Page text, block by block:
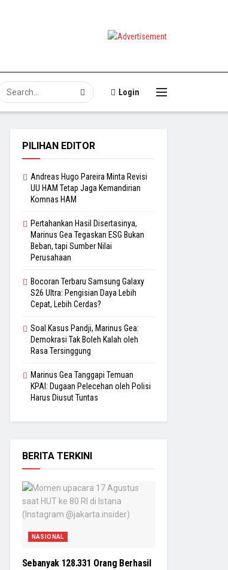
Login
PILIHAN EDITOR
Andreas Hugo Pareira Minta Revisi
UU HAM Tetap Jaga Kemandirian
Komnas HAM
Pertahankan Hasil Disertasinya,
Marinus Gea Tegaskan ESG Bukan
Beban, tapi Sumber Nilai
Perusahaan
Bocoran Terbaru Samsung Galaxy
S26 Ultra: Pengisian Daya Lebih
Cepat, Lebih Cerdas?
Soal Kasus Pandji, Marinus Gea:
Demokrasi Tak Boleh Kalah oleh
Rasa Tersinggung
Marinus Gea Tanggapi Temuan
KPAI: Dugaan Pelecehan oleh Polisi
Harus Diusut Tuntas
BERITA TERKINI
NASIONAL
Sebanyak 128.331 Orang Berhasil